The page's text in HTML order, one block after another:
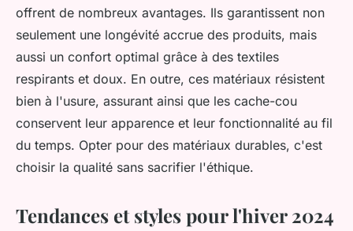
offrent de nombreux avantages. Ils garantissent non
seulement une longévité accrue des produits, mais
aussi un confort optimal grâce à des textiles
respirants et doux. En outre, ces matériaux résistent
bien à l'usure, assurant ainsi que les cache-cou
conservent leur apparence et leur fonctionnalité au fil
du temps. Opter pour des matériaux durables, c'est
choisir la qualité sans sacrifier l'éthique.
Tendances et styles pour l'hiver 2024